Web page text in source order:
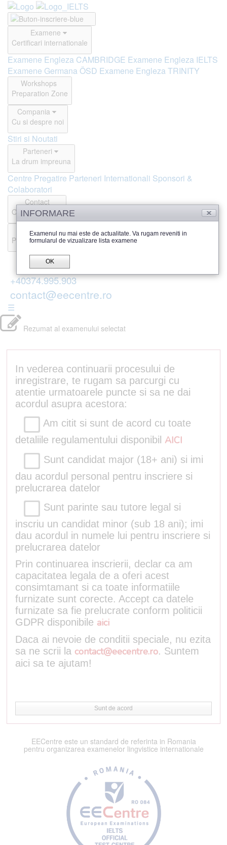
Examene
Certificari internationale
Examene Engleza CAMBRIDGE Examene Engleza IELTS
Examene Germana ÖSD Examene Engleza TRINITY
Workshops
Preparation Zone
Compania
Cu si despre noi
Stiri si Noutati
Parteneri
La drum impreuna
Centre Pregatire Parteneri Internationali Sponsori &
Colaboratori
Contact
Offline si Online
Recenzii
Parerea publicului
+40374.995.903
contact@eecentre.ro
☰
Rezumat al examenului selectat
In vederea continuarii procesului de
inregistrare, te rugam sa parcurgi cu
atentie urmatoarele puncte si sa ne dai
acordul asupra acestora:
Am citit si sunt de acord cu toate
detaliile regulamentului disponibil AICI
Sunt candidat major (18+ ani) si imi
dau acordul personal pentru inscriere si
prelucrarea datelor
Sunt parinte sau tutore legal si
inscriu un candidat minor (sub 18 ani); imi
dau acordul in numele lui pentru inscriere si
prelucrarea datelor
Prin continuarea inscrierii, declar ca am
capacitatea legala de a oferi acest
consimtamant si ca toate informatiile
furnizate sunt corecte. Accept ca datele
furnizate sa fie prelucrate conform politicii
GDPR disponibile aici
Daca ai nevoie de conditii speciale, nu ezita
sa ne scrii la contact@eecentre.ro. Suntem
aici sa te ajutam!
Sunt de acord
EECentre este un standard de referinta in Romania
pentru organizarea examenelor lingvistice internationale
INFORMARE
Examenul nu mai este de actualitate. Va rugam reveniti in
formularul de vizualizare lista examene
OK